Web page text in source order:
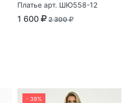
Платье арт. ШЮ558-12
1 600 2 300
- 39%